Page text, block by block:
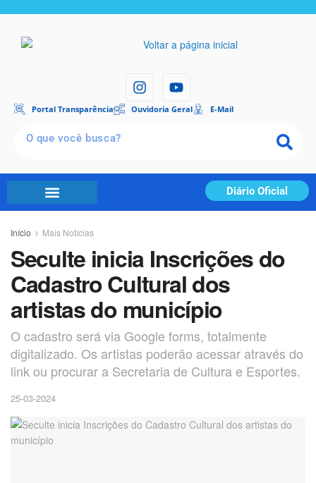
Portal Transparência Ouvidoria Geral E-Mail
Diário Oficial
Início Mais Notícias
Seculte inicia Inscrições do
Cadastro Cultural dos
artistas do município
O cadastro será via Google forms, totalmente
digitalizado. Os artistas poderão acessar através do
link ou procurar a Secretaria de Cultura e Esportes.
25-03-2024